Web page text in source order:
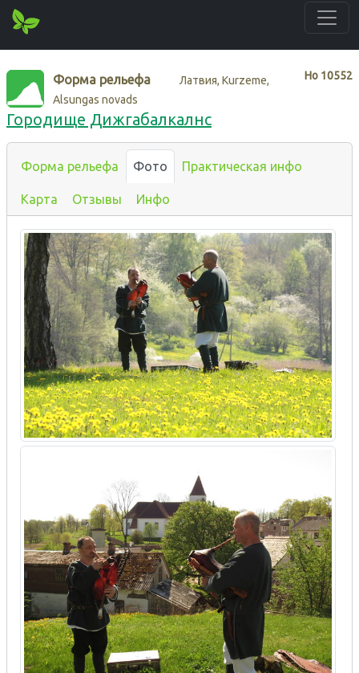
Нo 10552
Форма рельефа
Латвия, Kurzeme,
Alsungas novads
Городище Дижгабалкалнс
Форма рельефа Фото Практическая инфо
Карта Отзывы Инфо